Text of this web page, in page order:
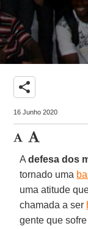
share
16 Junho 2020
Adefesa dos
tornado uma
uma atitude
chamada a ser
gente que